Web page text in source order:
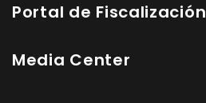
Portal de Fiscalización
Media Center